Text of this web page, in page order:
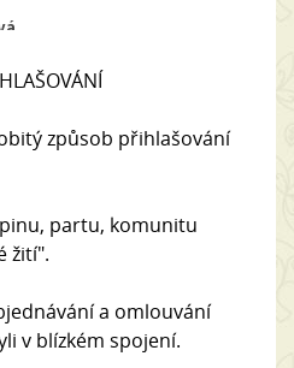
způsob přihlašování
partu, komunitu
žití".
a omlouvání
v blízkém spojení.